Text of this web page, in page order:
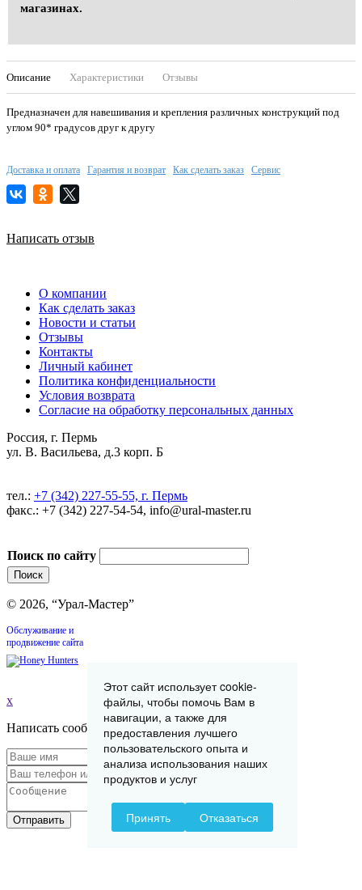
магазинах.
Описание Характеристики Отзывы
Предназначен для навешивания и крепления различных конструкций под
углом 90* градусов друг к другу
Доставка и оплата Гарантия и возврат Как сделать заказ Сервис
Написать отзыв
О компании
Как сделать заказ
Новости и статьи
Отзывы
Контакты
Личный кабинет
Политика конфиденциальности
Условия возврата
Согласие на обработку персональных данных
Россия, г. Пермь
ул. В. Васильева, д.3 корп. Б
тел.: +7 (342) 227-55-55, г. Пермь
факс.: +7 (342) 227-54-54, info@ural-master.ru
Поиск по сайту
© 2026, “Урал-Мастер”
Обслуживание и
продвижение сайта
x
Написать сообщение
Отправить
Этот сайт использует cookie-
файлы, чтобы помочь Вам в
навигации, а также для
предоставления лучшего
пользовательского опыта и
анализа использования наших
продуктов и услуг
Принять Отказаться